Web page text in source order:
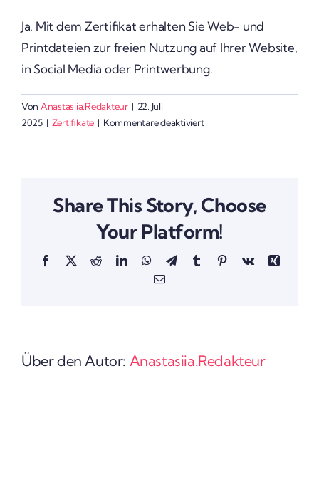
Ja. Mit dem Zerti­fikat erhalten Sie Web- und
Print­da­teien zur freien Nutzung auf Ihrer Website,
in Social Media oder Print­wer­bung.
Von Anastasiia.Redakteur | 22. Juli
2025 | Zertifikate | Kommentare deaktiviertfür
Darf
öffent­
verwendet
werden?
Share This Story, Choose
Your Platform!
Facebook
X RedditLinkedInWhatsApp
TelegramTumblrPinterestVk
Xing
E-
Über den Autor: Anastasiia.Redakteur